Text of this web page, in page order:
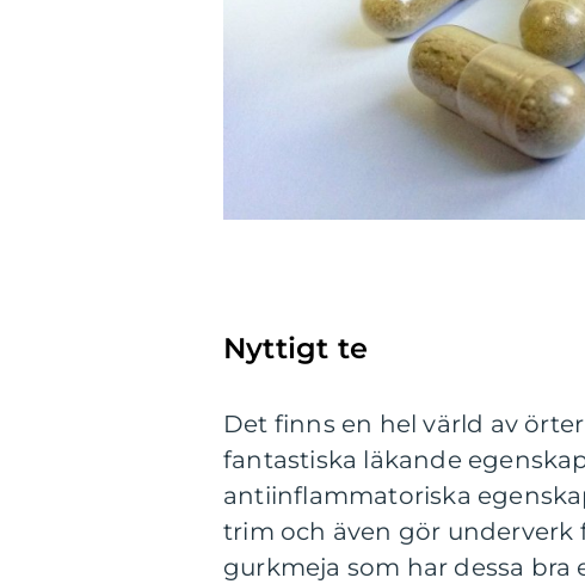
Nyttigt te
Det finns en hel värld av
fantastiska läkande
antiinflammatoriska
trim och även gör
gurkmeja som har dessa